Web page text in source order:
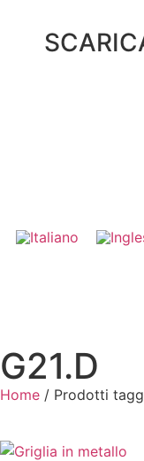
G21.D
Home / Prodotti